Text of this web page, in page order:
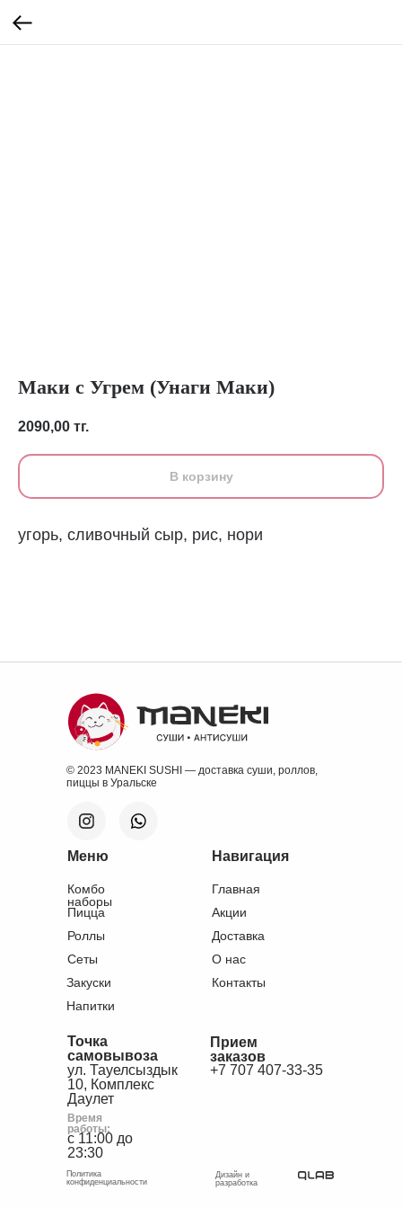
Маки с Угрем (Унаги Маки)
2090,00 тг.
В корзину
угорь, сливочный сыр, рис, нори
+7 707 407-33-35
Прием
заказов
ул. Тауелсыздык
10, Комплекс
Даулет
Точка
самовывоза
с 11:00 до
23:30
Время
работы:
Дизайн и
разработка
Политика
конфиденциальности
Навигация
Главная
Доставка
О нас
Контакты
Акции
Комбо
наборы
Роллы
Сеты
Закуски
Напитки
Пицца
Меню
© 2023 MANEKI SUSHI — доставка суши, роллов,
пиццы в Уральске